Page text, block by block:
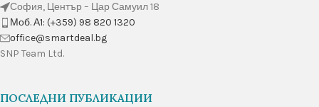
София, Център – Цар Самуил 18
Моб. А1: (+359) 98 820 1320
оffice@smartdeal.bg
SNP Team Ltd.
ПОСЛЕДНИ ПУБЛИКАЦИИ